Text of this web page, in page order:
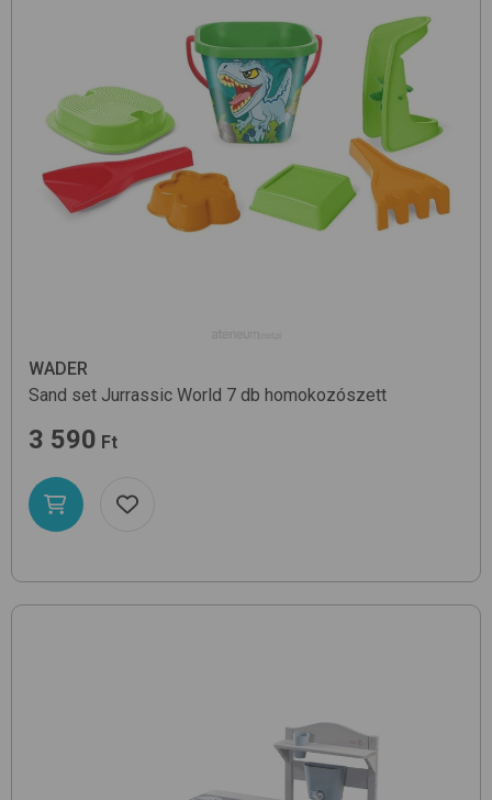
WADER
Sand set Jurrassic World 7 db homokozószett
3 590 Ft